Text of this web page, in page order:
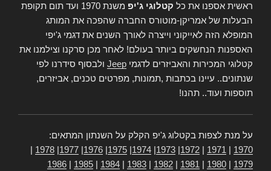
ראשית אספנו את כל קטלוגי ג'יפ
משנת 1970 ועד תום תקופת
הבעלות של אמריקן-מוטורס החברה שהפכה את המותג
המופלא הזה לאייקוני וייצרה לאורך השנים את דגמי ג'יפי
האספנות הנחשקים ביותר בעולם! לאחר מכן סרקנו וצילמנו את
קטלוגי המכירות והאביזרים לדגמי Jeep ולבסוף סידרנו לפי
שנתונים.. עיינו בכתבות ,תמונות, מפרטים טכנים, אביזרים,
תוספות ועוד.. תהנו!
על מנת לצפות בקטלוג ג'יפ הקלק על השנתון המתאים:
1970
1971
1972
1973
1974
1975
1976
1977
1978
1979
1980
1981
1982
1983
1984
1985
1986